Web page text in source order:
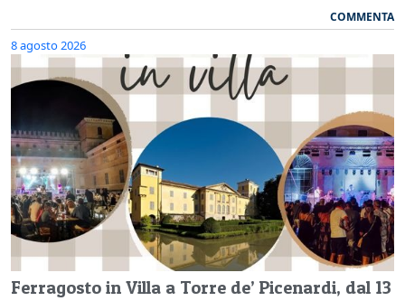
COMMENTA
8 agosto 2026
Ferragosto in Villa a Torre de’ Picenardi, dal 13